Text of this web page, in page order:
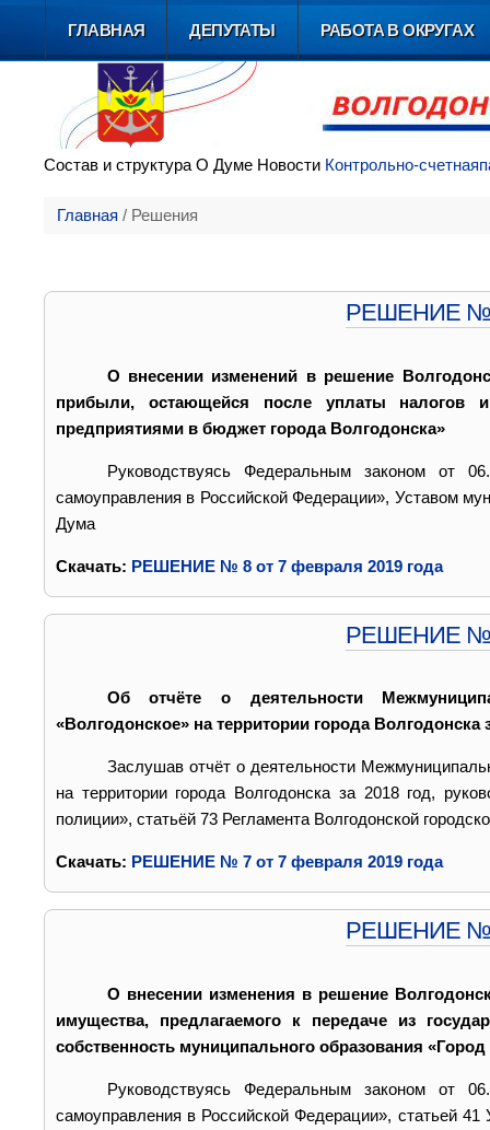
ГЛАВНАЯ ДЕПУТАТЫ РАБОТА В ОКРУГАХ
Состав и структура О Думе Новости Контрольно-счетная
Главная / Решения
РЕШЕНИЕ № 8
О внесении изменений в решение
прибыли, остающейся после уплаты налогов
предприятиями в бюджет города Волгодонска»
Руководствуясь Федеральным законом от
самоуправления в Российской Федерации», Уставом
Дума
Cкачать: РЕШЕНИЕ № 8 от 7 февраля 2019 года
РЕШЕНИЕ № 7
Об отчёте о деятельности
«Волгодонское» на территории города Волгодонска
Заслушав отчёт о деятельности
на территории города Волгодонска за 2018 год,
полиции», статьёй 73 Регламента Волгодонской
Cкачать: РЕШЕНИЕ № 7 от 7 февраля 2019 года
РЕШЕНИЕ № 6
О внесении изменения в решение
имущества, предлагаемого к передаче из
собственность муниципального образования
Руководствуясь Федеральным законом от
самоуправления в Российской Федерации», статьей 41